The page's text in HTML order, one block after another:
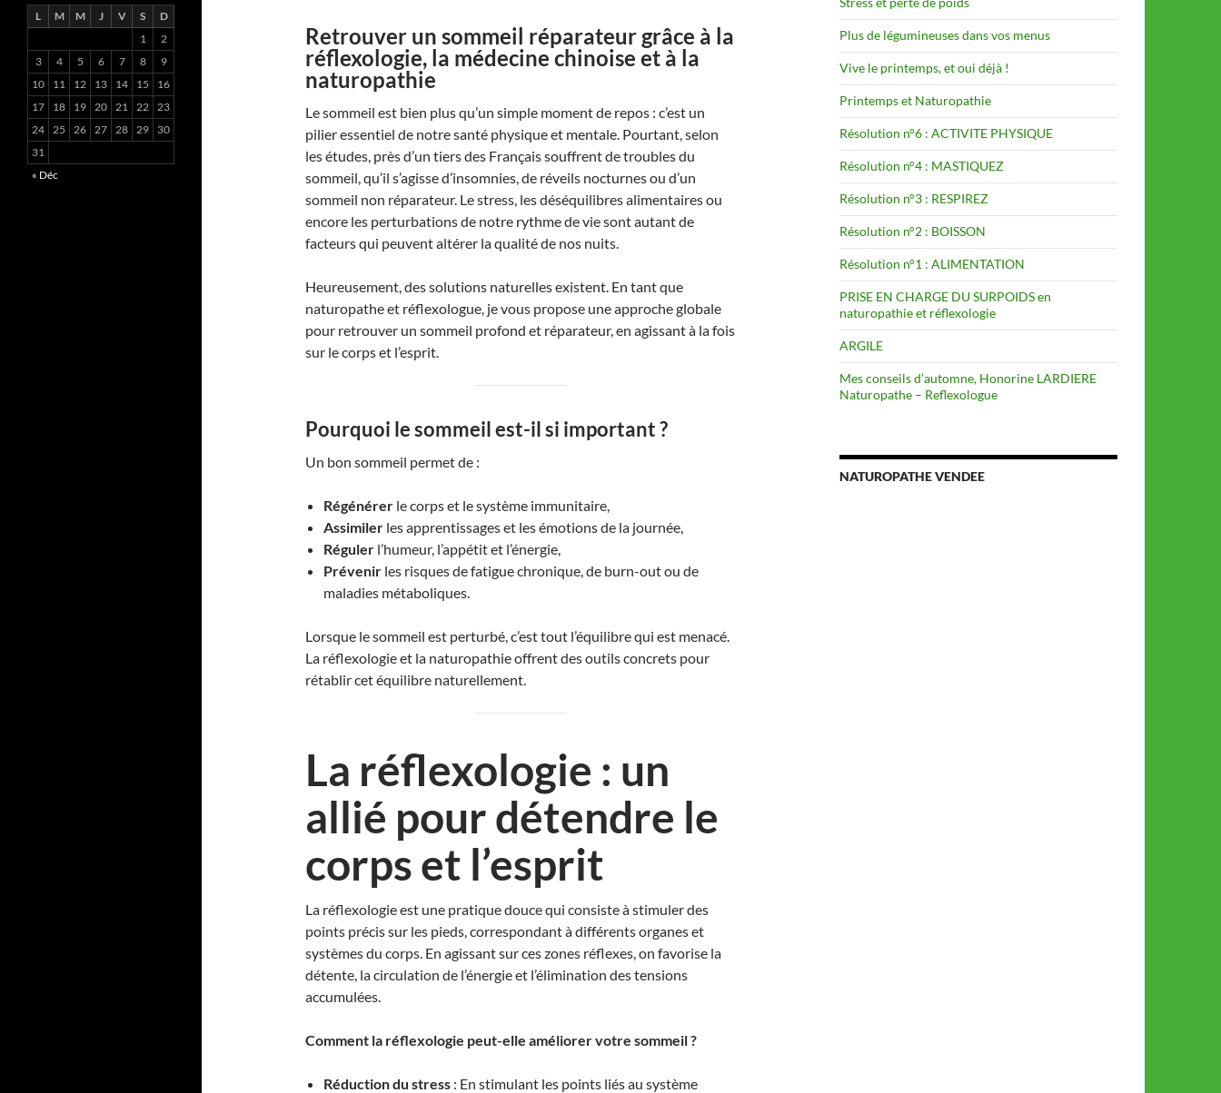
Retrouver un sommeil réparateur grâce à la
réflexologie, la médecine chinoise et à la
naturopathie
Le sommeil est bien plus qu’un simple moment de repos : c’est un
pilier essentiel de notre santé physique et mentale. Pourtant, selon
les études, près d’un tiers des Français souffrent de troubles du
sommeil, qu’il s’agisse d’insomnies, de réveils nocturnes ou d’un
sommeil non réparateur. Le stress, les déséquilibres alimentaires ou
encore les perturbations de notre rythme de vie sont autant de
facteurs qui peuvent altérer la qualité de nos nuits.
Heureusement, des solutions naturelles existent. En tant que
naturopathe et réflexologue, je vous propose une approche globale
pour retrouver un sommeil profond et réparateur, en agissant à la fois
sur le corps et l’esprit.
Pourquoi le sommeil est-il si important ?
Un bon sommeil permet de :
Régénérer le corps et le système immunitaire,
Assimiler les apprentissages et les émotions de la journée,
Réguler l’humeur, l’appétit et l’énergie,
Prévenir les risques de fatigue chronique, de burn-out ou de
maladies métaboliques.
Lorsque le sommeil est perturbé, c’est tout l’équilibre qui est menacé.
La réflexologie et la naturopathie offrent des outils concrets pour
rétablir cet équilibre naturellement.
La réflexologie : un
allié pour détendre le
corps et l’esprit
La réflexologie est une pratique douce qui consiste à stimuler des
points précis sur les pieds, correspondant à différents organes et
systèmes du corps. En agissant sur ces zones réflexes, on favorise la
détente, la circulation de l’énergie et l’élimination des tensions
accumulées.
Comment la réflexologie peut-elle améliorer votre sommeil ?
Réduction du stress : En stimulant les points liés au système
Plus de légumineuses dans vos menus
Vive le printemps, et oui déjà !
Printemps et Naturopathie
Résolution n°6 : ACTIVITE PHYSIQUE
Résolution n°4 : MASTIQUEZ
Résolution n°3 : RESPIREZ
Résolution n°2 : BOISSON
Résolution n°1 : ALIMENTATION
PRISE EN CHARGE DU SURPOIDS en
naturopathie et réflexologie
ARGILE
Mes conseils d’automne, Honorine LARDIERE
Naturopathe – Reflexologue
NATUROPATHE VENDEE
L M M J V S
D
1
2
3
4 5 6 7 8
9
10
11 12 13 14 15
16
17
18 19 20 21 22 23
24 25 26 27 28 29
30
31
« Déc